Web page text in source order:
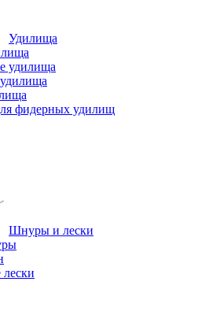
Удилища
удилища
фидерных удилищ
Шнуры и лески